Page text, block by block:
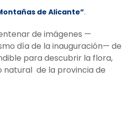
de Alicante”.
de imágenes —
día de la inauguración— de
para descubrir la flora,
natural de la provincia de